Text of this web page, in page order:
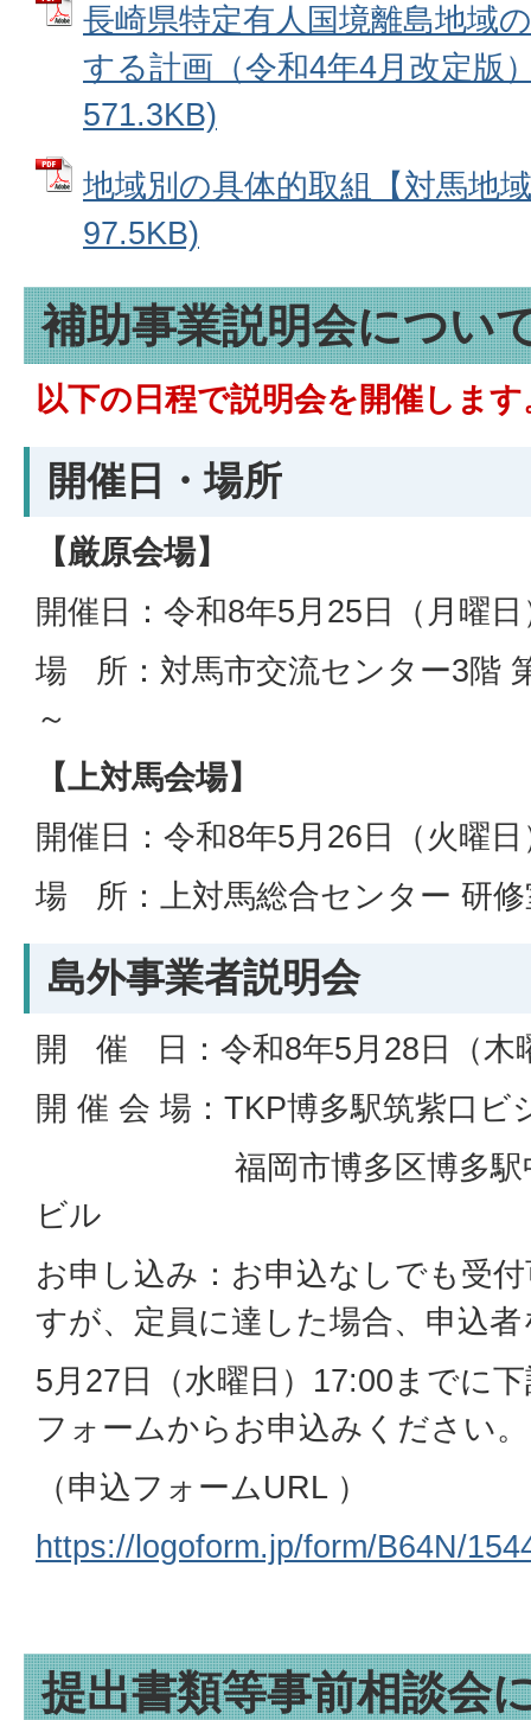
長崎県特定有人国境離島地域
する計画（令和4年4月改定版
571.3KB)
地域別の具体的取組【対馬地
97.5KB)
補助事業説明会につい
以下の日程で説明会を開催します
開催日・場所
【厳原会場】
開催日：令和8年5月25日（月曜日
場 所：対馬市交流センター3階
～
【上対馬会場】
開催日：令和8年5月26日（火曜日
場 所：上対馬総合センター 研修
島外事業者説明会
開 催 日：令和8年5月28日（木
開 催 会 場：TKP博多駅筑紫口ビ
福岡市博多区博多駅中央
ビル
お申し込み：お申込なしでも受
すが、定員に達した場合、申込
5月27日（水曜日）17:00までに
フォームからお申込みください。
（申込フォームURL ）
https://logoform.jp/form/B64N/
提出書類等事前相談会